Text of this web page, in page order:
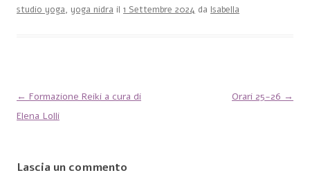
studio yoga, yoga nidra il 1 Settembre 2024 da Isabella
← Formazione Reiki a cura di
Elena Lolli
Orari 25-26 →
Lascia un commento